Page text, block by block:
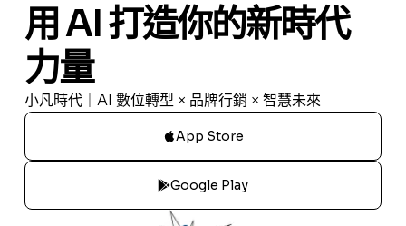
用 AI 打造你的新時代
力量
小凡時代｜AI 數位轉型 × 品牌行銷 × 智慧未來
App Store
Google Play